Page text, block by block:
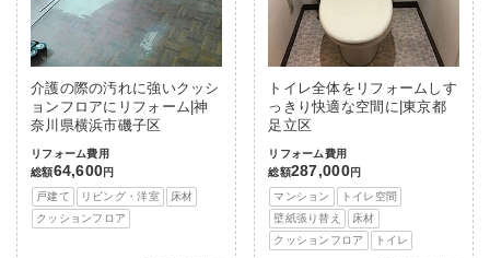
介護の際の汚れに強いクッシ
ョンフロアにリフォーム|神
奈川県横浜市磯子区
リフォーム費用
総額64,600円
戸建て
リビング・洋室
床材
クッションフロア
トイレ全体をリフォームしす
っきり快適な空間に|東京都
足立区
リフォーム費用
総額287,000円
マンション
トイレ空間
壁紙張り替え
床材
クッションフロア
トイレ